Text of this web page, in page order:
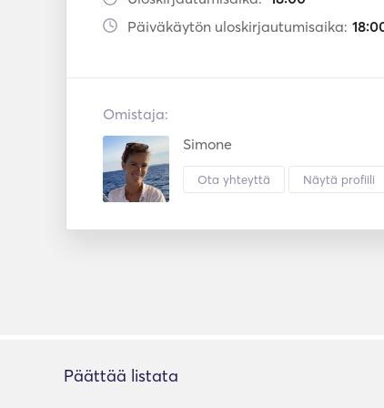
Päiväkäytön uloskirjautumisaika:
Omistaja:
Simone
Ota yhteyttä Näytä profiili
Päättää listata